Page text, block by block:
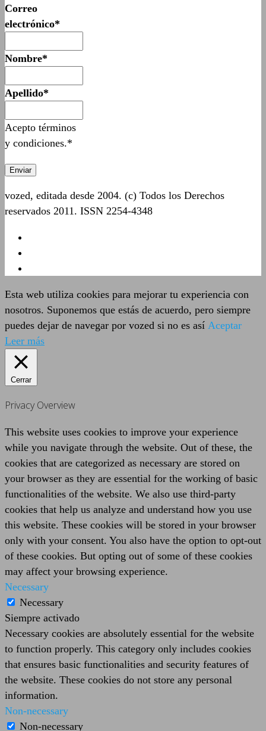
Correo
electrónico*
Nombre*
Apellido*
Acepto términos
y condiciones.*
vozed, editada desde 2004. (c) Todos los Derechos
reservados 2011. ISSN 2254-4348
Esta web utiliza cookies para mejorar tu experiencia con
nosotros. Suponemos que estás de acuerdo, pero siempre
puedes dejar de navegar por vozed si no es así Aceptar
Leer más
Cerrar
Privacy Overview
This website uses cookies to improve your experience
while you navigate through the website. Out of these, the
cookies that are categorized as necessary are stored on
your browser as they are essential for the working of basic
functionalities of the website. We also use third-party
cookies that help us analyze and understand how you use
this website. These cookies will be stored in your browser
only with your consent. You also have the option to opt-out
of these cookies. But opting out of some of these cookies
may affect your browsing experience.
Necessary
Necessary
Siempre activado
Necessary cookies are absolutely essential for the website
to function properly. This category only includes cookies
that ensures basic functionalities and security features of
the website. These cookies do not store any personal
information.
Non-necessary
Non-necessary